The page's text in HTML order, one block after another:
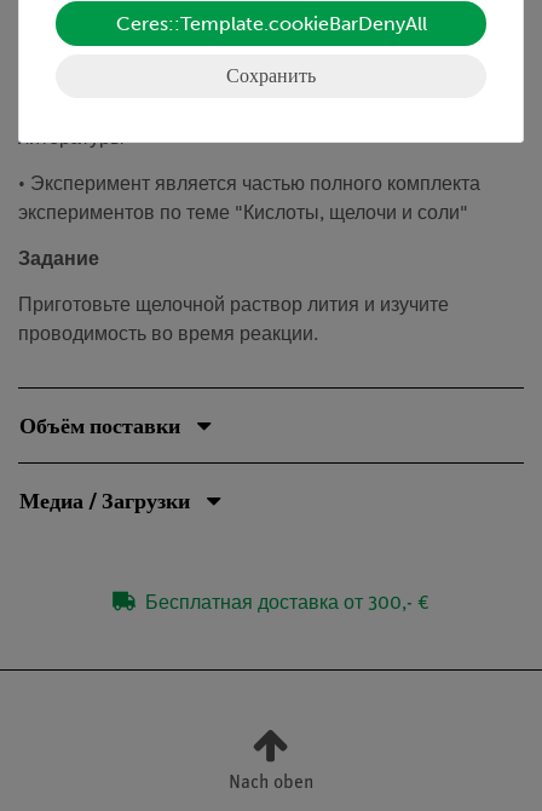
индикатора.
литературы
• Эксперимент является частью полного комплекта
экспериментов по теме "Кислоты, щелочи и соли"
Задание
Приготовьте щелочной раствор лития и изучите
проводимость во время реакции.
Объём поставки
Медиа / Загрузки
Бесплатная доставка от 300,- €
Nach oben
Ceres::Template.cookieBarDenyAll
Сохранить